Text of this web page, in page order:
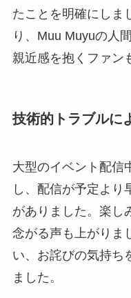
たことを明確にしま
り、Muu Muyuの人
親近感を抱くファン
技術的トラブルに
大型のイベント配信
し、配信が予定より
がありました。楽し
念がる声も上がりま
い、お詫びの気持ち
ました。